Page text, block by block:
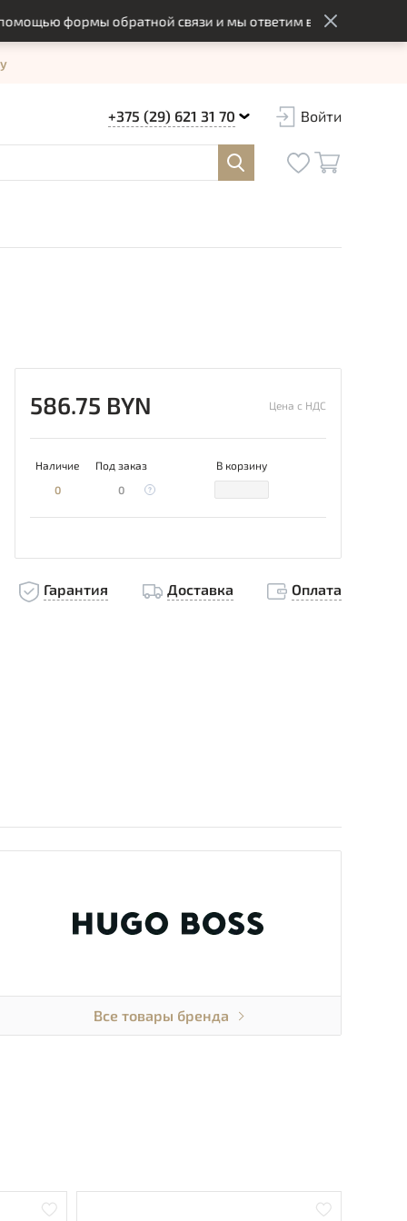
формы обратной связи и мы ответим вам в оптимальный
+375 (29) 621 31 70 Войти
586.75 BYN Цена с НДС
Наличие Под заказ
В корзину
0
0
Гарантия Доставка Оплата
Все товары бренда